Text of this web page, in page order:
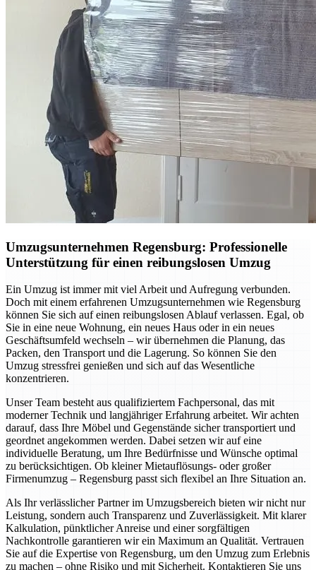
Umzugsunternehmen Regensburg: Professionelle
Unterstützung für einen reibungslosen Umzug
Ein Umzug ist immer mit viel Arbeit und Aufregung verbunden.
Doch mit einem erfahrenen Umzugsunternehmen wie Regensburg
können Sie sich auf einen reibungslosen Ablauf verlassen. Egal, ob
Sie in eine neue Wohnung, ein neues Haus oder in ein neues
Geschäftsumfeld wechseln – wir übernehmen die Planung, das
Packen, den Transport und die Lagerung. So können Sie den
Umzug stressfrei genießen und sich auf das Wesentliche
konzentrieren.
Unser Team besteht aus qualifiziertem Fachpersonal, das mit
moderner Technik und langjähriger Erfahrung arbeitet. Wir achten
darauf, dass Ihre Möbel und Gegenstände sicher transportiert und
geordnet angekommen werden. Dabei setzen wir auf eine
individuelle Beratung, um Ihre Bedürfnisse und Wünsche optimal
zu berücksichtigen. Ob kleiner Mietauflösungs- oder großer
Firmenumzug – Regensburg passt sich flexibel an Ihre Situation an.
Als Ihr verlässlicher Partner im Umzugsbereich bieten wir nicht nur
Leistung, sondern auch Transparenz und Zuverlässigkeit. Mit klarer
Kalkulation, pünktlicher Anreise und einer sorgfältigen
Nachkontrolle garantieren wir ein Maximum an Qualität. Vertrauen
Sie auf die Expertise von Regensburg, um den Umzug zum Erlebnis
zu machen – ohne Risiko und mit Sicherheit. Kontaktieren Sie uns